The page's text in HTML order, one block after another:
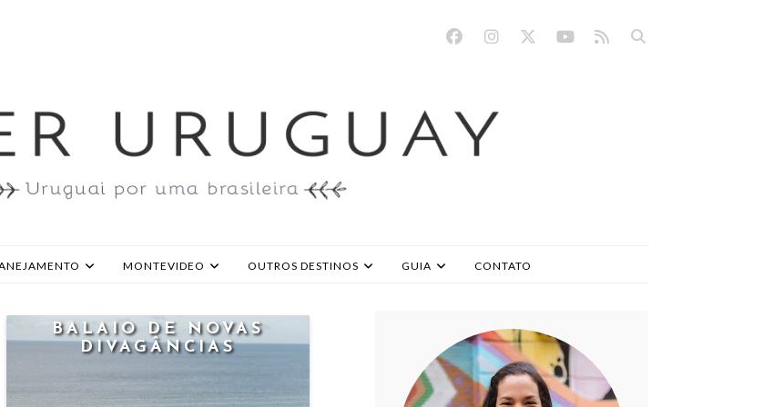
MONTEVIDEO OUTROS DESTINOS GUIA CONTATO
BALAIO DE NOVAS
DIVAGÂNCIAS